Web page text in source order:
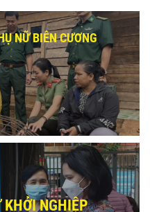
NỮ BIÊN CƯƠNG
NGHIỆP